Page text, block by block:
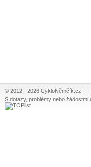
© 2012 - 2026 CykloNěmčík.cz
S dotazy, problémy nebo žádostmi